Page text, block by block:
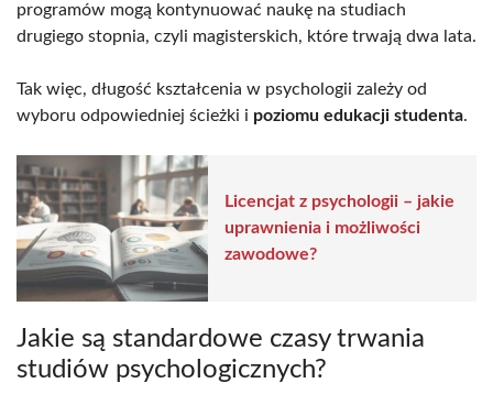
programów mogą kontynuować naukę na studiach
drugiego stopnia, czyli magisterskich, które trwają dwa lata.
Tak więc, długość kształcenia w psychologii zależy od
wyboru odpowiedniej ścieżki i poziomu edukacji studenta.
Licencjat z psychologii – jakie
uprawnienia i możliwości
zawodowe?
Jakie są standardowe czasy trwania
studiów psychologicznych?